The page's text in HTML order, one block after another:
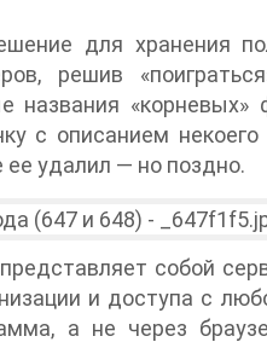
для хранения
решив
«корневых»
с описанием
ее удалил — но поздно.
собой
и доступа с
а не через